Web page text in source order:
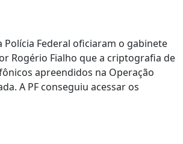
Polícia Federal oficiaram o gabinete
Rogério Fialho que a criptografia de
apreendidos na Operação
A PF conseguiu acessar os